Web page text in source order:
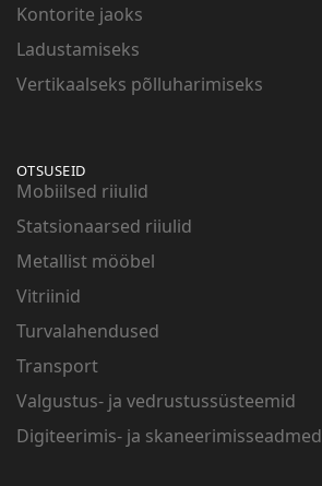
Kontorite jaoks
Ladustamiseks
Vertikaalseks põlluharimiseks
OTSUSEID
Mobiilsed riiulid
Statsionaarsed riiulid
Metallist mööbel
Vitriinid
Turvalahendused
Transport
Valgustus- ja vedrustussüsteemid
Digiteerimis- ja skaneerimisseadmed